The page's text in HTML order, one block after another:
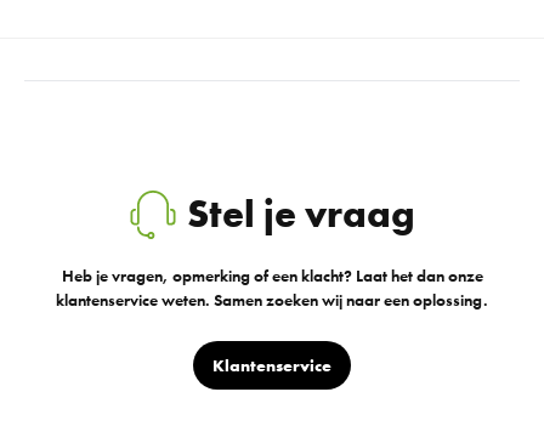
Stel je vraag
Heb je vragen, opmerking of een klacht? Laat het dan onze
klantenservice weten. Samen zoeken wij naar een oplossing.
Klantenservice